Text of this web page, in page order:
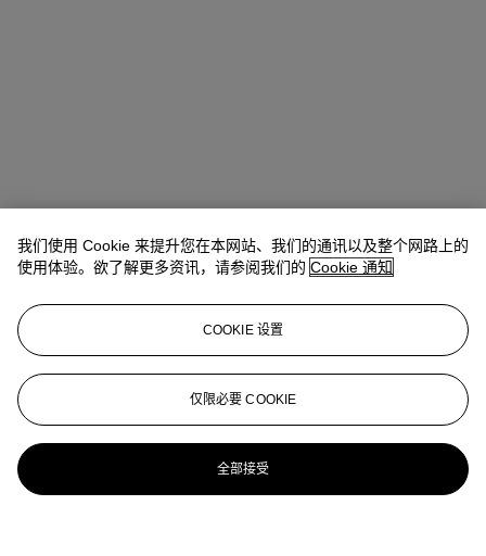
我们使用 Cookie 来提升您在本网站、我们的通讯以及整个网路上的
使用体验。欲了解更多资讯，请参阅我们的 Cookie 通知
COOKIE 设置
仅限必要 COOKIE
全部接受